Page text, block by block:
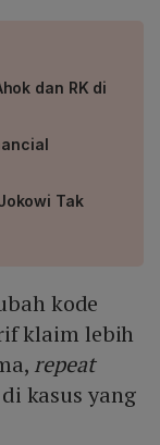
dan RK di
Tak
kode
klaim lebih
repeat
kasus yang